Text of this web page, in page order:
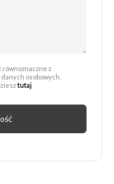
z
osobowych.
tutaj